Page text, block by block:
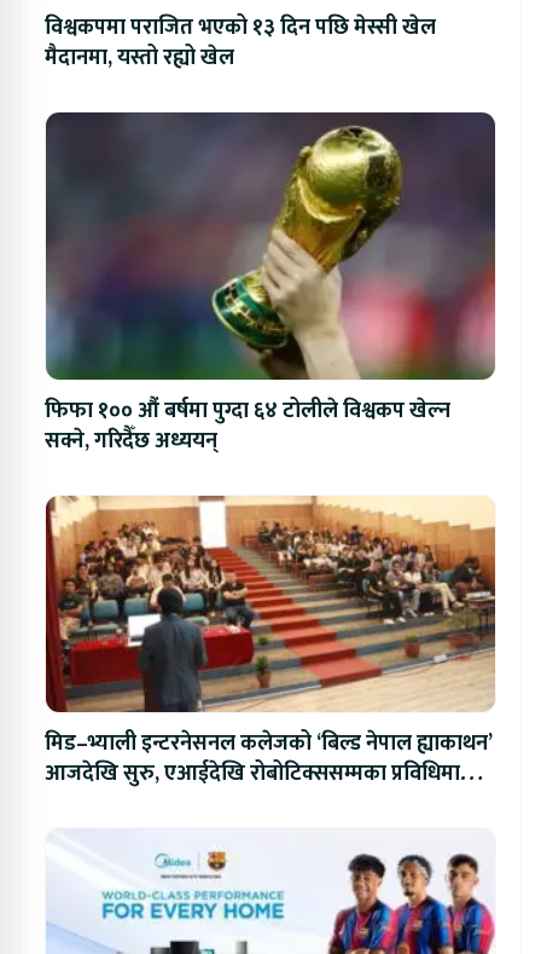
विश्वकपमा पराजित भएको १३ दिन पछि मेस्सी खेल
मैदानमा, यस्तो रह्यो खेल
फिफा १०० औं बर्षमा पुग्दा ६४ टोलीले विश्वकप खेल्न
सक्ने, गरिदैँछ अध्ययन्
मिड–भ्याली इन्टरनेसनल कलेजको ‘बिल्ड नेपाल ह्याकाथन’
आजदेखि सुरु, एआईदेखि रोबोटिक्ससम्मका प्रविधिमा